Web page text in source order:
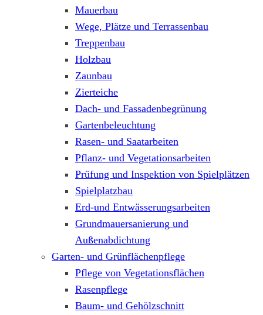
Mauerbau
Wege, Plätze und Terrassenbau
Treppenbau
Holzbau
Zaunbau
Zierteiche
Dach- und Fassadenbegrünung
Gartenbeleuchtung
Rasen- und Saatarbeiten
Pflanz- und Vegetationsarbeiten
Prüfung und Inspektion von Spielplätzen
Spielplatzbau
Erd-und Entwässerungsarbeiten
Grundmauersanierung und
Außenabdichtung
Garten- und Grünflächenpflege
Pflege von Vegetationsflächen
Rasenpflege
Baum- und Gehölzschnitt